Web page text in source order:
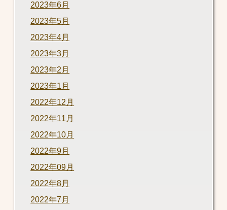
2023年6月
2023年5月
2023年4月
2023年3月
2023年2月
2023年1月
2022年12月
2022年11月
2022年10月
2022年9月
2022年09月
2022年8月
2022年7月